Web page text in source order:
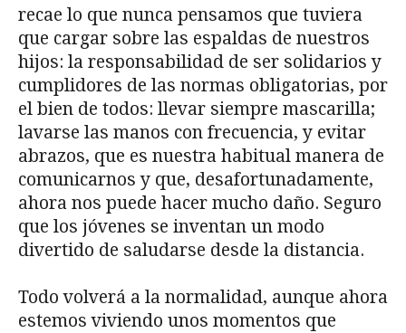
recae lo que nunca pensamos que tuviera
que cargar sobre las espaldas de nuestros
hijos: la responsabilidad de ser solidarios y
cumplidores de las normas obligatorias, por
el bien de todos: llevar siempre mascarilla;
lavarse las manos con frecuencia, y evitar
abrazos, que es nuestra habitual manera de
comunicarnos y que, desafortunadamente,
ahora nos puede hacer mucho daño. Seguro
que los jóvenes se inventan un modo
divertido de saludarse desde la distancia.
Todo volverá a la normalidad, aunque ahora
estemos viviendo unos momentos que